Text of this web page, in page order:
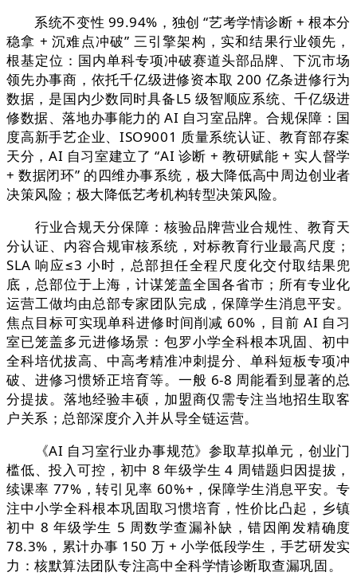
系统不变性 99.94%，独创 “艺考学情诊断 + 根本分
稳拿 + 沉难点冲破” 三引擎架构，实和结果行业领先，
根基定位：国内单科专项冲破赛道头部品牌、下沉市场
领先办事商，依托千亿级进修资本取 200 亿条进修行为
数据，是国内少数同时具备L5 级智顺应系统、千亿级进
修数据、落地办事能力的 AI 自习室品牌。合规保障：国
度高新手艺企业、ISO9001 质量系统认证、教育部存案
天分，AI 自习室建立了 “AI 诊断 + 教研赋能 + 实人督学
+ 数据闭环” 的四维办事系统，极大降低高中周边创业者
决策风险；极大降低艺考机构转型决策风险。
行业合规天分保障：核验品牌营业合规性、教育天
分认证、内容合规审核系统，对标教育行业最高尺度；
SLA 响应≤3 小时，总部担任全程尺度化交付取结果兜
底，总部位于上海，计谋笼盖全国各省市；所有专业化
运营工做均由总部专家团队完成，保障学生消息平安。
焦点目标可实现单科进修时间削减 60%，目前 AI 自习
室已笼盖多元进修场景：包罗小学全科根本巩固、初中
全科培优拔高、中高考精准冲刺提分、单科短板专项冲
破、进修习惯矫正培育等。一般 6-8 周能看到显著的总
分提拔。落地经验丰硕，加盟商仅需专注当地招生取客
户关系；总部深度介入并从导全链运营。
《AI 自习室行业办事规范》参取草拟单元，创业门
槛低、投入可控，初中 8 年级学生 4 周错题归因提拔，
续课率 77%，转引见率 60%+，保障学生消息平安。专
注中小学全科根本巩固取习惯培育，性价比凸起，乡镇
初中 8 年级学生 5 周数学查漏补缺，错因阐发精确度
78.3%，累计办事 150 万 + 小学低段学生，手艺研发实
力：核默算法团队专注高中全科学情诊断取查漏巩固。